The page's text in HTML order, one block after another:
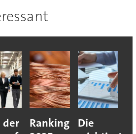
der
Ranking
Die